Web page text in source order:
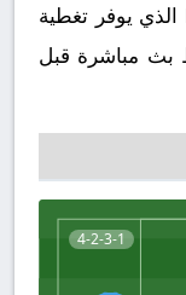
الذي يوفر تغطية
بث مباشرة قبل
4-2-3-1